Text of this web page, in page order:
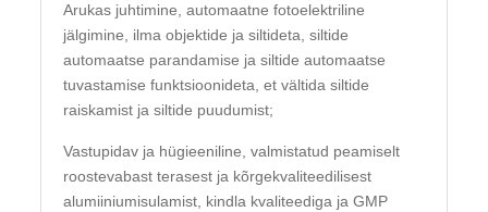
Arukas juhtimine, automaatne fotoelektriline
jälgimine, ilma objektide ja siltideta, siltide
automaatse parandamise ja siltide automaatse
tuvastamise funktsioonideta, et vältida siltide
raiskamist ja siltide puudumist;
Vastupidav ja hügieeniline, valmistatud peamiselt
roostevabast terasest ja kõrgekvaliteedilisest
alumiiniumisulamist, kindla kvaliteediga ja GMP